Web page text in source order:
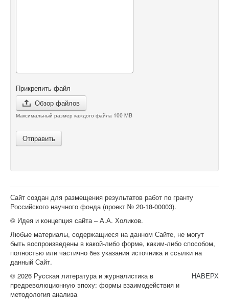
Прикрепить файл
Обзор файлов
Максимальный размер каждого файла 100 MB
Отправить
Сайт создан для размещения результатов работ по гранту
Российского научного фонда (проект № 20-18-00003).
© Идея и концепция сайта – А.А. Холиков.
Любые материалы, содержащиеся на данном Сайте, не могут
быть воспроизведены в какой-либо форме, каким-либо способом,
полностью или частично без указания источника и ссылки на
данный Сайт.
НАВЕРХ
© 2026 Русская литература и журналистика в
предреволюционную эпоху: формы взаимодействия и
методология анализа